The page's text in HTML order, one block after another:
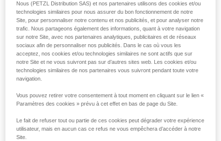
moulinette
Inconvénients :
Possibilité que l’assureur soit projeté dans le point de
renvoi en cas de grosse chute ou de gros écart de poids
entre assureur et grimpeur
Effort plus important sur l’ancrage par effet poulie
Nous (PETZL Distribution SAS) et nos partenaires utilisons des cookies et/ou
technologies similaires pour nous assurer du bon fonctionnement de notre
Site, pour personnaliser notre contenu et nos publicités, et pour analyser notre
trafic. Nous partageons également des informations, quant à votre navigation
sur notre Site, avec nos partenaires analytiques, publicitaires et de réseaux
sociaux afin de personnaliser nos publicités. Dans le cas où vous les
acceptez, nos cookies et/ou technologies similaires ne sont actifs que sur
notre Site et ne vous suivront pas sur d’autres sites web. Les cookies et/ou
technologies similaires de nos partenaires vous suivront pendant toute votre
navigation.
Vous pouvez retirer votre consentement à tout moment en cliquant sur le lien «
Paramètres des cookies » prévu à cet effet en bas de page du Site.
Le fait de refuser tout ou partie de ces cookies peut dégrader votre expérience
utilisateur, mais en aucun cas ce refus ne vous empêchera d’accéder à notre
Site.